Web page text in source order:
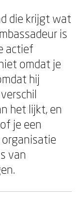
die krijgt wat
is
actief
omdat je
hij
het lijkt, en
je een
van